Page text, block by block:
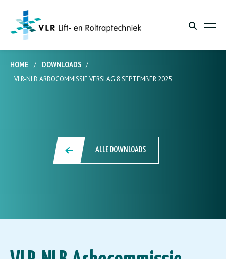
HOME / DOWNLOADS /
VLR-NLB ARBOCOMMISSIE VERSLAG 8 SEPTEMBER 2025
ALLE DOWNLOADS